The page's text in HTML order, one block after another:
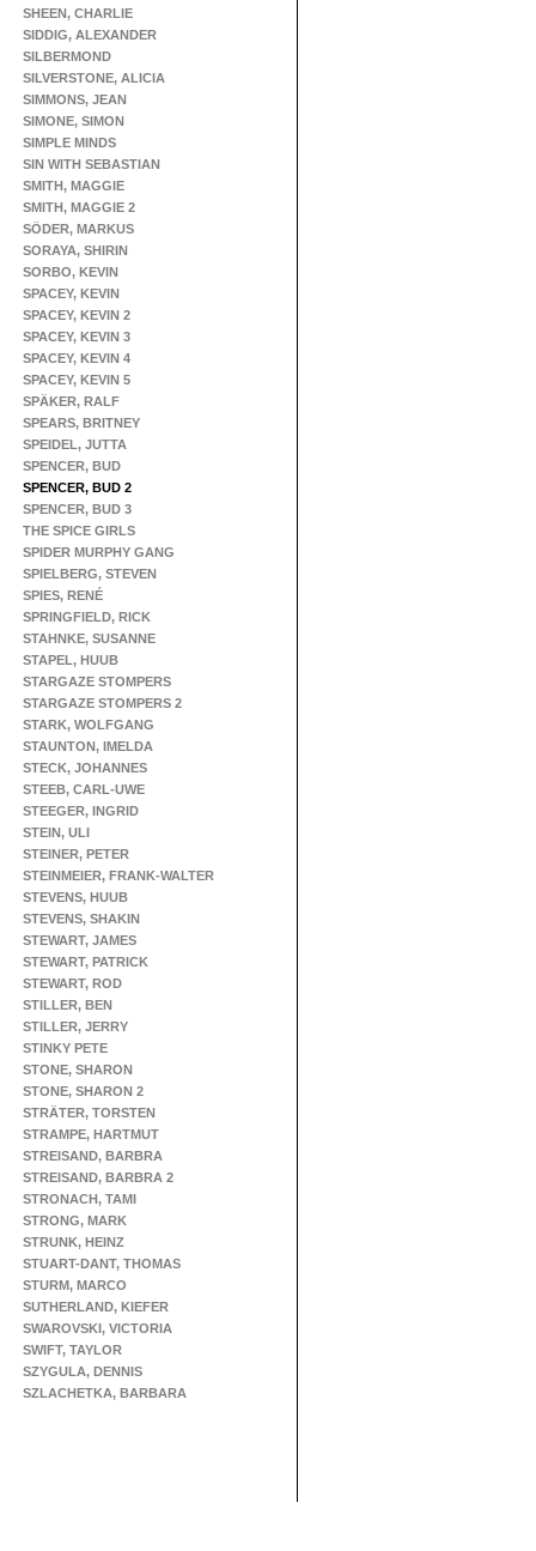
SHEEN, CHARLIE
SIDDIG, ALEXANDER
SILBERMOND
SILVERSTONE, ALICIA
SIMMONS, JEAN
SIMONE, SIMON
SIMPLE MINDS
SIN WITH SEBASTIAN
SMITH, MAGGIE
SMITH, MAGGIE 2
SÖDER, MARKUS
SORAYA, SHIRIN
SORBO, KEVIN
SPACEY, KEVIN
SPACEY, KEVIN 2
SPACEY, KEVIN 3
SPACEY, KEVIN 4
SPACEY, KEVIN 5
SPÄKER, RALF
SPEARS, BRITNEY
SPEIDEL, JUTTA
SPENCER, BUD
SPENCER, BUD 2
SPENCER, BUD 3
THE SPICE GIRLS
SPIDER MURPHY GANG
SPIELBERG, STEVEN
SPIES, RENÉ
SPRINGFIELD, RICK
STAHNKE, SUSANNE
STAPEL, HUUB
STARGAZE STOMPERS
STARGAZE STOMPERS 2
STARK, WOLFGANG
STAUNTON, IMELDA
STECK, JOHANNES
STEEB, CARL-UWE
STEEGER, INGRID
STEIN, ULI
STEINER, PETER
STEINMEIER, FRANK-WALTER
STEVENS, HUUB
STEVENS, SHAKIN
STEWART, JAMES
STEWART, PATRICK
STEWART, ROD
STILLER, BEN
STILLER, JERRY
STINKY PETE
STONE, SHARON
STONE, SHARON 2
STRÄTER, TORSTEN
STRAMPE, HARTMUT
STREISAND, BARBRA
STREISAND, BARBRA 2
STRONACH, TAMI
STRONG, MARK
STRUNK, HEINZ
STUART-DANT, THOMAS
STURM, MARCO
SUTHERLAND, KIEFER
SWAROVSKI, VICTORIA
SWIFT, TAYLOR
SZYGULA, DENNIS
SZLACHETKA, BARBARA